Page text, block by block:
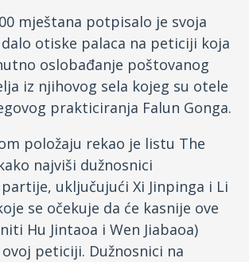
mještana potpisalo je svoja
otiske palaca na peticiji koja
oslobađanje poštovanog
iz njihovog sela kojeg su otele
prakticiranja Falun Gonga.
položaju rekao je listu The
najviši dužnosnici
uključujući Xi Jinpinga i Li
se očekuje da će kasnije ove
Hu Jintaoa i Wen Jiabaoa)
peticiji. Dužnosnici na